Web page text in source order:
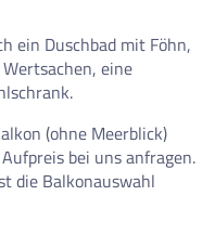
ein Duschbad mit Föhn,
eine
(ohne Meerblick)
bei uns anfragen.
die Balkonauswahl